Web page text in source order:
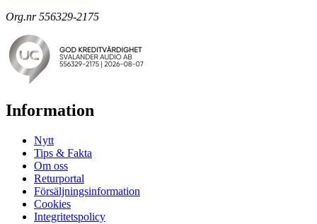
Org.nr 556329-2175
Information
Nytt
Tips & Fakta
Om oss
Returportal
Försäljningsinformation
Cookies
Integritetspolicy